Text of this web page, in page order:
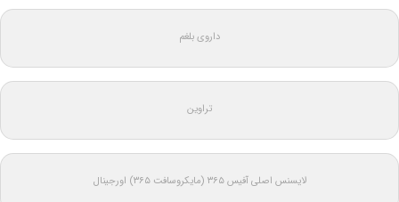
داروی بلغم
تراوین
لایسنس اصلی آفیس ۳۶۵ (مایکروسافت ۳۶۵) اورجینال